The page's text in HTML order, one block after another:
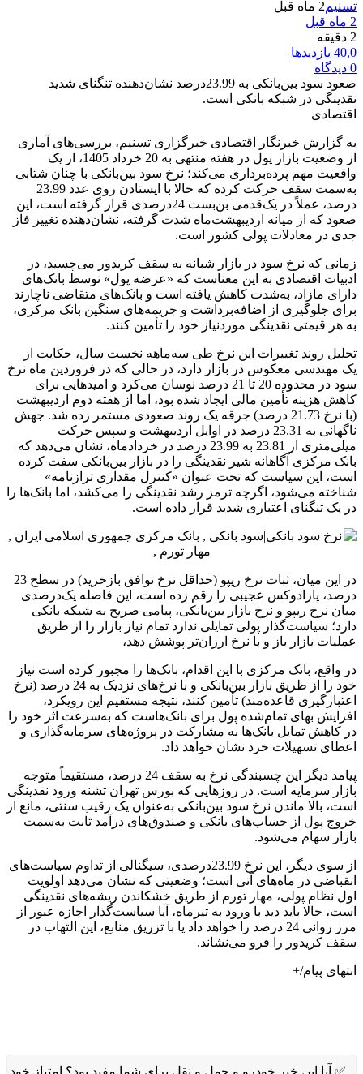
2 ماه قبل
صعود سود بین‌بانکی به 23.99درصد نشان‌دهنده تنگنای شدید
در شبکه بانکی است.
گزارش خبرنگار اقتصادی خبرگزاری تسنیم، بررسی‌های آماری
از وضعیت بازار پول در هفته منتهی به 20 خرداد 1405، از یک
مهم پرده‌برداری می‌کند؛ نرخ سود بین‌بانکی با چنان شتابی
به‌سمت سقف حرکت کرده که حالا با ایستادن روی عدد 23.99
درصد، عملاً در یک‌قدمی بن‌بست 24درصدی قرار گرفته است، این
که از میانه اردیبهشت‌ماه شدت گرفته، نشان‌دهنده تغییر فاز
در معادلات پولی کشور است.
که نرخ سود در بازار شبانه به سقف کریدور می‌چسبد، در
اقتصادی به این معناست که «عرضه پول» توسط بانک‌های
مازاد، به‌شدت کاهش یافته است و بانک‌های متقاضی ناچارند
جلوگیری از اضافه‌برداشت و جریمه‌های سنگین بانک مرکزی،
هر قیمتی نقدینگی موردنیاز خود را تأمین کنند.
روند تغییرات این نرخ طی سه‌ماهه نخست سال، حکایت از
مهندسی معکوس در بازار دارد، در حالی که در فروردین ماه نرخ
سود در محدوده 20 تا 21 درصد نوسان می‌کرد و امیدهایی برای
هزینه تأمین مالی ایجاد شده بود، اما از هفته دوم اردیبهشت
(با نرخ 21.73 درصد) جرقه یک روند صعودی مستمر زده شد. جهش
ناگهانی به 23.31 درصد در اوایل اردیبهشت و سپس حرکت
میلی‌متری از 23.81 به 23.99 درصد در خردادماه، نشان می‌دهد که
مرکزی آگاهانه شیر نقدینگی را در بازار بین‌بانکی سفت کرده
این سیاست که تحت عنوان «کنترل مقداری ترازنامه»
می‌شود، اگرچه ترمز رشد نقدینگی را می‌کشد، اما بانک‌ها را
یک تنگنای اعتباری شدید قرار داده است.
در این میان، ثبات نرخ ریپو (حداقل نرخ توافق بازخرید) در سطح 23
پارادوکس عجیبی را رقم زده است، این فاصله یک‌درصدی
نرخ ریپو و نرخ بازار بین‌بانکی، پیامی صریح به شبکه بانکی
سیاست‌گذار پولی تمایلی ندارد تمام نیاز بازار را از طریق
بازار باز و با نرخ ارزان‌تر پوشش دهد،
واقع، بانک مرکزی با این اقدام، بانک‌ها را مجبور کرده است نیاز
خود را از طریق بازار بین‌بانکی و با نرخ‌های نزدیک به 24 درصد (نرخ
قاعده‌مند) تأمین کنند، نتیجه مستقیم این رویکرد،
بهای تمام‌شده پول برای بانک‌هاست که به‌سرعت اثر خود را
کاهش تمایل بانک‌ها به مشارکت در پروژه‌های سرمایه‌گذاری و
تسهیلات خرد نشان خواهد داد.
پیامد دیگر این چسبندگی نرخ به سقف 24 درصد، مستقیماً متوجه
سرمایه است. در روزهایی که بورس تهران تشنه ورود نقدینگی
بالا ماندن نرخ سود بین‌بانکی به‌عنوان یک رقیب سنتی، مانع از
پول از حساب‌های بانکی و صندوق‌های درآمد ثابت به‌سمت
سهام می‌شود.
از سوی دیگر، این نرخ 23.99درصدی، سیگنالی از تداوم سیاست‌های
در ماه‌های آتی است؛ وضعیتی که نشان می‌دهد اولویت
نظام پولی، مهار تورم از طریق خشکاندن ریشه‌های نقدینگی
حالا باید دید با ورود به تیرماه، آیا سیاست‌گذار اجازه عبور از
مرز روانی 24 درصد را خواهد داد یا با تزریق منابع، این التهاب در
کریدور را فرو می‌نشاند.
پیام/+
✅ آیا این خبر خودرو و حمل و نقل برای شما مفید بود؟ امتیاز خود